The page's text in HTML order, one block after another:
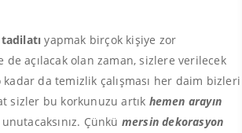
yapmak birçok kişiye zor
de açılacak olan zaman, sizlere verilecek
da temizlik çalışması her daim bizleri
sizler bu korkunuzu artık hemen arayın
Çünkü mersin dekorasyon